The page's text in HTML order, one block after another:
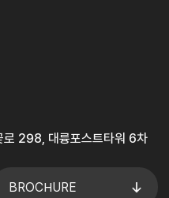
298, 대륭포스트타워 6차
BROCHURE